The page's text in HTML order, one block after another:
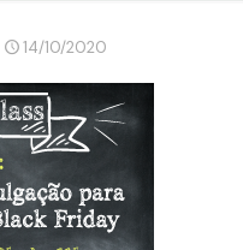
14/10/2020